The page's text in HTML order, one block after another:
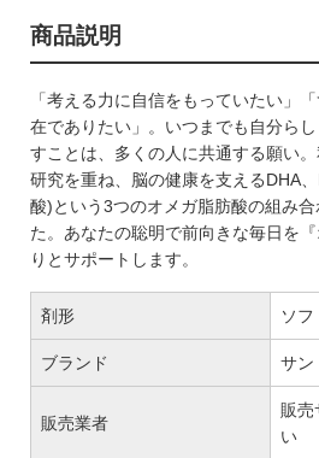
商品説明
「考える力に自信をもっていたい」
在でありたい」。いつまでも自分ら
すことは、多くの人に共通する願い
研究を重ね、脳の健康を支えるDHA
酸)という3つのオメガ脂肪酸の組み
た。あなたの聡明で前向きな毎日を
りとサポートします。
剤形 ソ
ブランド サン
販売業者
販売
い